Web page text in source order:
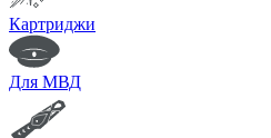
Картриджи
Для МВД